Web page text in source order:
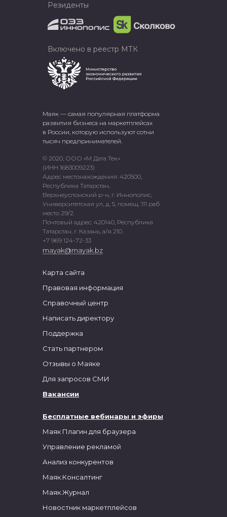
Маяк — самая популярная платформа
развития бизнеса на маркетплейсах
в России, которую используют сотни
тысяч предпринимателей.
© 2020, ООО «М Дата Тек»
(ИНН 1683009223)
Адрес местонахождения: 420500,
Республика Татарстан,
Верхнеуслонский р-н, г. Иннополис,
Университетская ул, д. 5, помещ. 111 раб.
место 29/2.
Почтовый адрес: 420140, Республика
Татарстан, г. Казань, а/я 210.
+7 969 124-72-33
mayak@mayak.bz
Бесплатные вебинары и эфиры
Маяк Плагин для браузера
Управление рекламой
Анализ конкурентов
Маяк.Консалтинг
Маяк.Журнал
Новостник маркетплейсов
Карта сайта
Правовая информация
Справочный центр
Написать директору
Поддержка
Стать партнером
Отзывы о Маяке
Для запросов СМИ
Вакансии
Резиденты
Включено в реестр МТК